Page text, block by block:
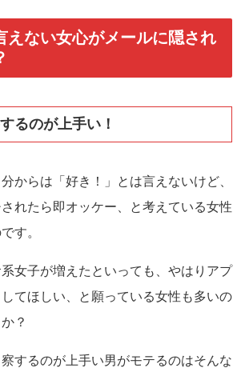
えない女心がメールに隠され
るのが上手い！
からは「好き！」とは言えないけど、
れたら即オッケー、と考えている女性
す。
女子が増えたといっても、やはりアプ
てほしい、と願っている女性も多いの
？
するのが上手い男がモテるのはそんな